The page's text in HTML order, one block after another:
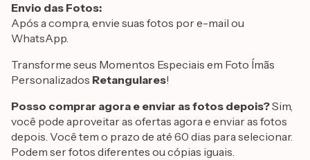
Envio das Fotos:
Após a compra, envie suas fotos por e-mail ou
WhatsApp.
Transforme seus Momentos Especiais em Foto Ímãs
Personalizados Retangulares!
Posso comprar agora e enviar as fotos depois?Sim,
você pode aproveitar as ofertas agora e enviar as fotos
depois. Você tem o prazo de até 60 dias para selecionar.
Podem ser fotos diferentes ou cópias iguais.